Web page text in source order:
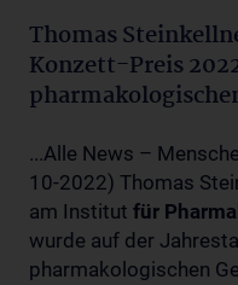
Thomas
Konzett-Preis
...Alle News –
10-2022) Thomas
am Institut für
wurde auf der
pharmakologischen